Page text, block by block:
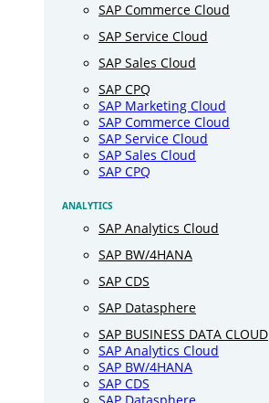
SAP Commerce Cloud
SAP Service Cloud
SAP Sales Cloud
SAP CPQ
SAP Marketing Cloud
SAP Commerce Cloud
SAP Service Cloud
SAP Sales Cloud
SAP CPQ
ANALYTICS
SAP Analytics Cloud
SAP BW/4HANA
SAP CDS
SAP Datasphere
SAP BUSINESS DATA CLOUD
SAP Analytics Cloud
SAP BW/4HANA
SAP CDS